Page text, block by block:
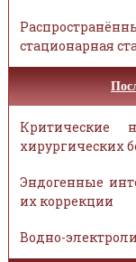
стационарная
Критические
хирургических
Эндогенные
их коррекции
Водно-